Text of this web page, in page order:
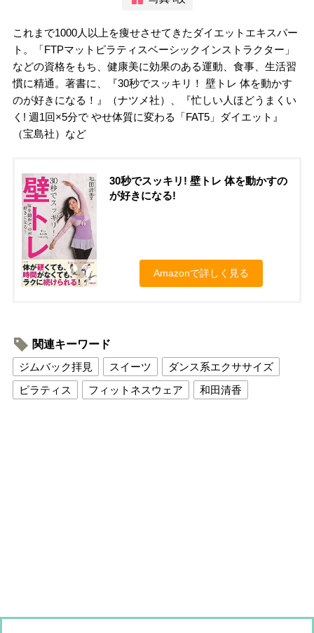
これまで1000人以上を痩せさせてきたダイエットエキスパー
ト。「FTPマットピラティスベーシックインストラクター」
などの資格をもち、健康美に効果のある運動、食事、生活習
慣に精通。著書に、『30秒でスッキリ！ 壁トレ 体を動かす
のが好きになる！』（ナツメ社）、『忙しい人ほどうまくい
く! 週1回×5分で やせ体質に変わる「FAT5」ダイエット』
（宝島社）など
30秒でスッキリ! 壁トレ 体を動かすの
が好きになる!
Amazonで詳しく見る
関連キーワード
ジムバック拝見
スイーツ
ダンス系エクササイズ
ピラティス
フィットネスウェア 和田清香